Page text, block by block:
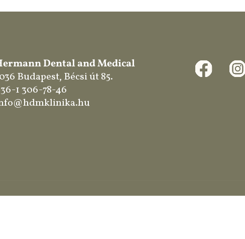
Dental and Medical
Budapest, Bécsi út 85.
1 306-78-46